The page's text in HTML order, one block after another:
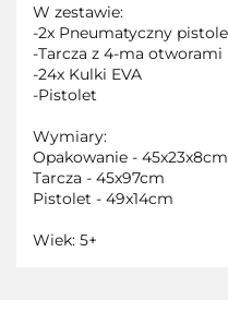
W zestawie:
-2x Pneumatyczny
-Tarcza z 4-ma otworami
-24x Kulki EVA
-Pistolet
Wymiary:
Opakowanie - 45x23x8cm
Tarcza - 45x97cm
Pistolet - 49x14cm
Wiek: 5+